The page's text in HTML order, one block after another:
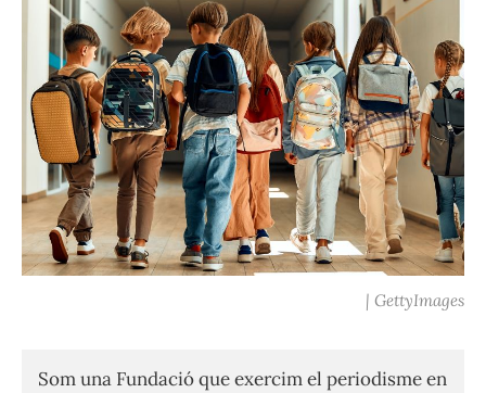
| GettyImages
Som una Fundació que exercim el periodisme en